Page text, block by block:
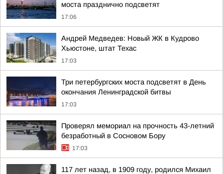
моста празднично подсветят
17:06
Андрей Медведев: Новый ЖК в Кудрово
Хьюстоне, штат Техас
17:03
Три петербургских моста подсветят в День
окончания Ленинградской битвы
17:03
Проверял мемориал на прочность 43-летний
безработный в Сосновом Бору
17:03
117 лет назад, в 1909 году, родился Михаил